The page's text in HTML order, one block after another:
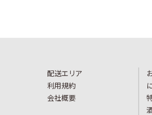
配送エリア
利用規約
会社概要